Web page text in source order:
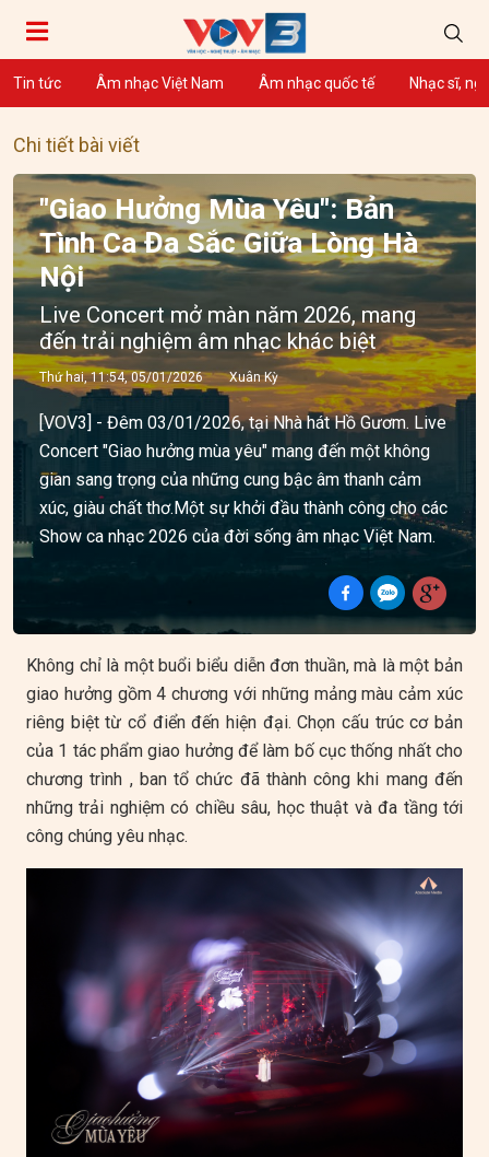
Tin tức Âm nhạc Việt Nam Âm nhạc quốc tế Nhạc sĩ,
Chi tiết bài viết
"Giao Hưởng Mùa Yêu": Bản
Tình Ca Đa Sắc Giữa Lòng Hà
Nội
Live Concert mở màn năm 2026, mang
đến trải nghiệm âm nhạc khác biệt
Thứ hai, 11:54, 05/01/2026 Xuân Kỳ
[VOV3] - Đêm 03/01/2026, tại Nhà hát Hồ Gươm. Live
Concert "Giao hưởng mùa yêu" mang đến một không
gian sang trọng của những cung bậc âm thanh cảm
xúc, giàu chất thơ.Một sự khởi đầu thành công cho các
Show ca nhạc 2026 của đời sống âm nhạc Việt Nam.
Không chỉ là một buổi biểu diễn đơn thuần, mà là một bản
giao hưởng gồm 4 chương với những mảng màu cảm xúc
riêng biệt từ cổ điển đến hiện đại. Chọn cấu trúc cơ bản
của 1 tác phẩm giao hưởng để làm bố cục thống nhất cho
chương trình , ban tổ chức đã thành công khi mang đến
những trải nghiệm có chiều sâu, học thuật và đa tầng tới
công chúng yêu nhạc.